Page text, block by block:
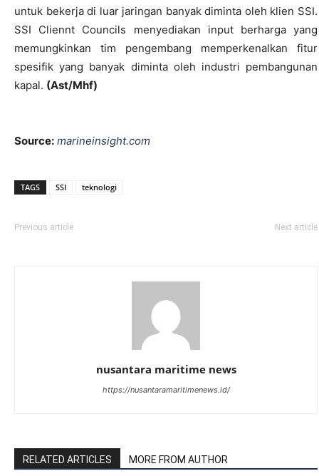
untuk bekerja di luar jaringan banyak diminta oleh klien SSI.
SSI Cliennt Councils menyediakan input berharga yang
memungkinkan tim pengembang memperkenalkan fitur
spesifik yang banyak diminta oleh industri pembangunan
kapal. (Ast/Mhf)
Source: marineinsight.com
TAGS SSI teknologi
Previous article Next article
nusantara maritime news
https://nusantaramaritimenews.id/
RELATED ARTICLES MORE FROM AUTHOR